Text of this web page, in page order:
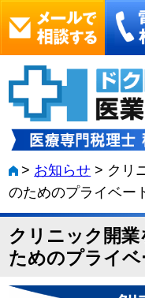
> お知らせ > クリ
のためのプライベー
クリニック開
ためのプライ